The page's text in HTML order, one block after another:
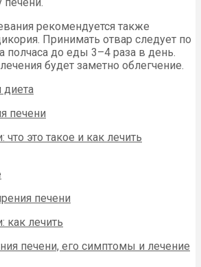
рекомендуется также
Принимать отвар следует по
полчаса до еды 3–4 раза в день.
будет заметно облегчение.